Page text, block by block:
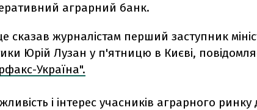
аграрний банк.
сказав журналістам перший заступник
Юрій Лузан у п'ятницю в Києві,
Україна".
і інтерес учасників аграрного